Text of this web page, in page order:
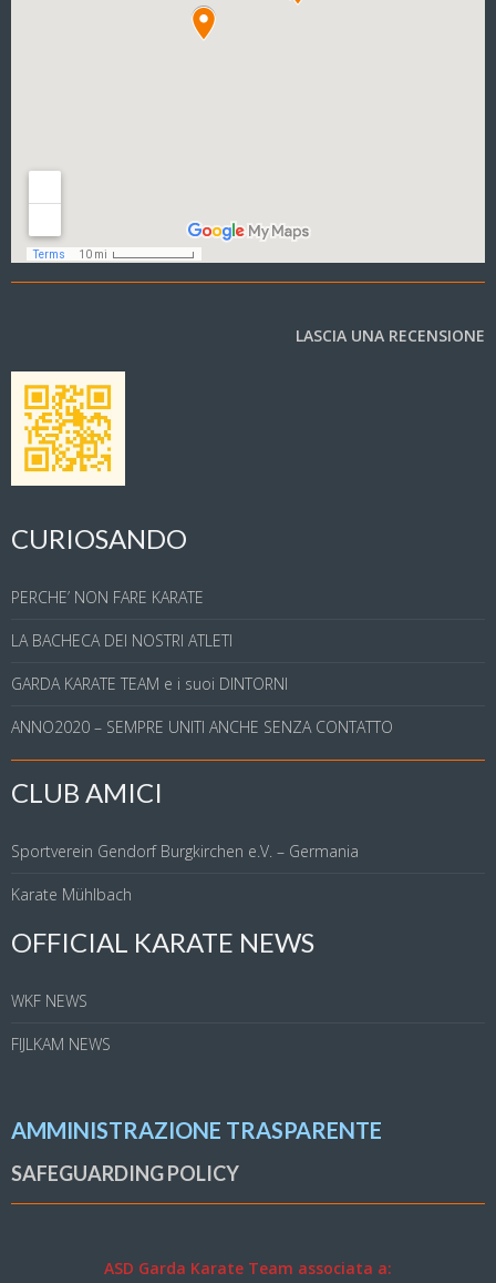
LASCIA UNA RECENSIONE
CURIOSANDO
PERCHE’ NON FARE KARATE
LA BACHECA DEI NOSTRI ATLETI
GARDA KARATE TEAM e i suoi DINTORNI
ANNO2020 – SEMPRE UNITI ANCHE SENZA CONTATTO
CLUB AMICI
Sportverein Gendorf Burgkirchen e.V. – Germania
Karate Mühlbach
OFFICIAL KARATE NEWS
WKF NEWS
FIJLKAM NEWS
AMMINISTRAZIONE TRASPARENTE
SAFEGUARDING POLICY
ASD Garda Karate Team associata a: